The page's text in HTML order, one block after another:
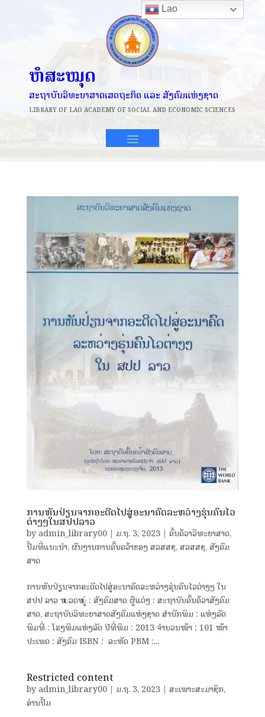
ຫໍສະໝຸດ
ສະຖາບັນວິທະຍາສາດເສດຖະກິດ ແລະ ສັງຄົມແຫ່ງຊາດ
LIBRARY OF LAO ACADEMY OF SOCIAL AND ECONOMIC SCIENCES
ການຫັນປ່ຽນຈາກອະດີດໄປສູ່ອະນາຄົດລະຫວ່າງຮຸ່ນຄົນໄວ
ຕ່າງໆໃນສປປລາວ
by admin_library00| ມ.ຖ. 3, 2023| ຄົ້ນຄ້ວາວິທະຍາສາດ,
ປຶ້ມທີ່ແນະນຳ,ຜົນງານການຄົ້ນຄວ້າຂອງ ສວສສຊ,ສວສສຊ,ສັງຄົມ
ສາດ
ການຫັນປ່ຽນຈາກອະດີດໄປສູ່ອະນາຄົດລະຫວ່າງຮຸ່ນຄົນໄວຕ່າງໆ ໃນ
ສປປ ລາວ ໝວດໝູ່ : ສັງຄົມສາດ ຜູ້ແຕ່ງ : ສະຖາບັນຄົ້ນຄ້ວາສັງຄົມ
ສາດ, ສະຖາບັນວິທະຍາສາດສັງຄົມແຫ່ງຊາດ ສຳນັກພິມ : ແຫ່ງລັດ
ພິມທີ່ : ໂຮງພິມແຫ່ງລັດ ປີທີ່ພິມ : 2013 ຈຳນວນໜ້າ : 101 ໜ້າ
ປະເພດ : ສັງຄົມ ISBN : ລະຫັດ PBM :...
Restricted content
by admin_library00| ມ.ຖ. 3, 2023| ສະເພາະສະມາຊິກ,
ອ່ານປຶ້ມ
Lao